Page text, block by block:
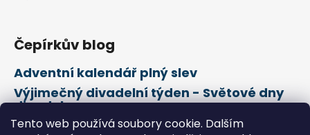
Tento web používá soubory cookie. Dalším
Čepírkův blog
Adventní kalendář plný slev
Výjimečný divadelní týden - Světové dny
divadel
21. února Mezinárodní den mateřského